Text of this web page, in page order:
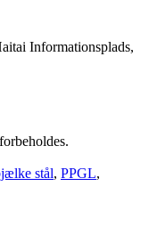
Informationsplads,
stål, PPGL,